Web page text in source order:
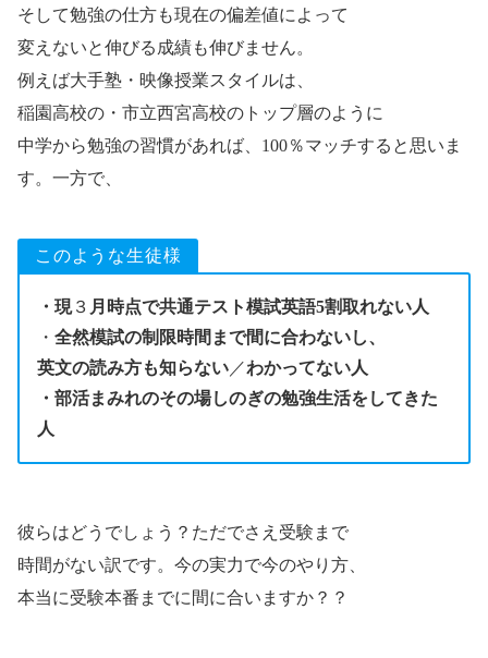
そして勉強の仕方も現在の偏差値によって
変えないと伸びる成績も伸びません。
例えば大手塾・映像授業スタイルは、
稲園高校の・市立西宮高校のトップ層のように
中学から勉強の習慣があれば、100％マッチすると思いま
す。一方で、
このような生徒様
・現３ 月時点で共通テスト模試英語5割取れない人
・ 全然模試の制限時間まで間に合わないし、
英文の読み方も知らない ／わかってない人
・部活まみれのその場しのぎの勉強生活をしてきた
人
彼らはどうでしょう？ただでさえ受験まで
時間がない訳です。今の実力で今のやり方、
本当に受験本番までに間に合いますか？？